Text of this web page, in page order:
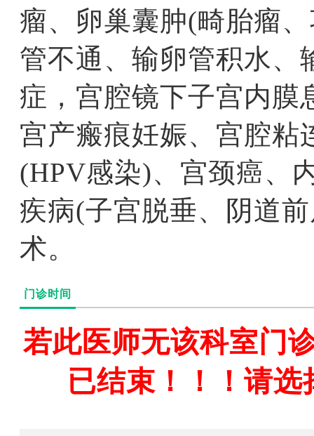
瘤、卵巢囊肿(畸胎瘤
管不通、输卵管积水、
症，宫腔镜下子宫内膜
宫产瘢痕妊娠、宫腔粘
(HPV感染)、宫颈癌、
疾病(子宫脱垂、阴道
术。
门诊时间
若此医师无该科室门
已结束！！！请